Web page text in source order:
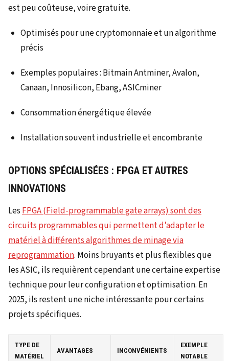
est peu coûteuse, voire gratuite.
Optimisés pour une cryptomonnaie et un algorithme
précis
Exemples populaires : Bitmain Antminer, Avalon,
Canaan, Innosilicon, Ebang, ASICminer
Consommation énergétique élevée
Installation souvent industrielle et encombrante
OPTIONS SPÉCIALISÉES : FPGA ET AUTRES
INNOVATIONS
Les FPGA (Field-programmable gate arrays) sont des
circuits programmables qui permettent d’adapter le
matériel à différents algorithmes de minage via
reprogrammation. Moins bruyants et plus flexibles que
les ASIC, ils requièrent cependant une certaine expertise
technique pour leur configuration et optimisation. En
2025, ils restent une niche intéressante pour certains
projets spécifiques.
TYPE DE
MATÉRIEL
AVANTAGES INCONVÉNIENTS
EXEMPLE
NOTABLE